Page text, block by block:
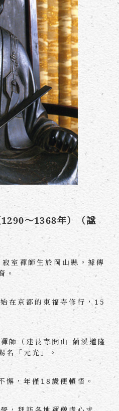
～1368年）（諡
室禪師生於岡山縣。據傳
。
在京都的東福寺修行，15
師（建長寺開山 蘭溪道隆
名「元光」。
懈，年僅18歲便頓悟。